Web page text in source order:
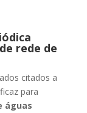
rede de
citados a
para
águas